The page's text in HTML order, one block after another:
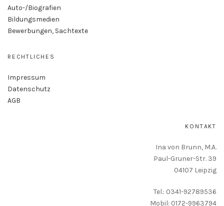
Auto-/Biografien
Bildungsmedien
Bewerbungen, Sachtexte
RECHTLICHES
Impressum
Datenschutz
AGB
KONTAKT
Ina von Brunn, M.A.
Paul-Gruner-Str. 39
04107 Leipzig
Tel.: 0341-92789536
Mobil: 0172-9963794